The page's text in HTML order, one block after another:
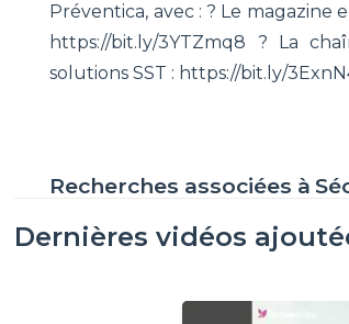
Préventica, avec : ? Le magazine
https://bit.ly/3YTZmq8 ? La
solutions SST : https://bit.ly/
Recherches associées à
Dernières vidéos